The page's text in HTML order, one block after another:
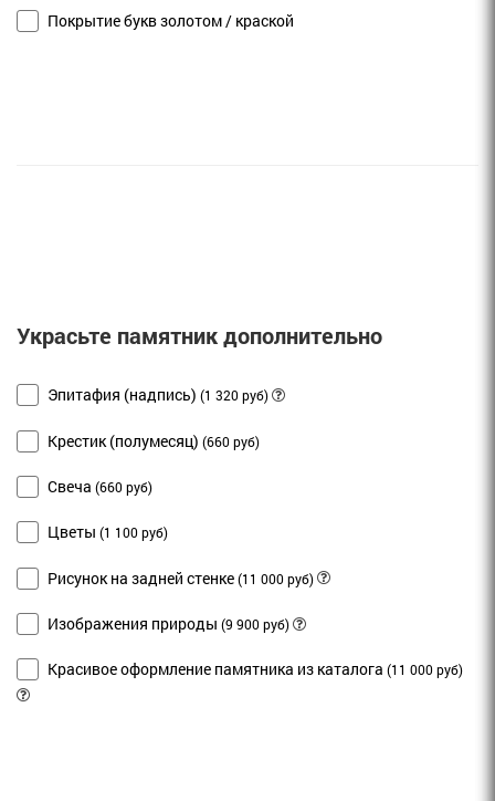
Покрытие букв золотом / краской
Украсьте памятник дополнительно
Эпитафия (надпись) (1 320 руб)
Крестик (полумесяц) (660 руб)
Свеча (660 руб)
Цветы (1 100 руб)
Рисунок на задней стенке (11 000 руб)
Изображения природы (9 900 руб)
Красивое оформление памятника из каталога (11 000 руб)